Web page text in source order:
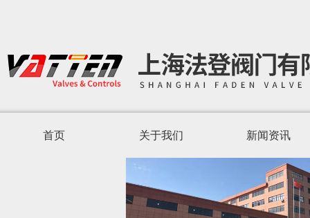
首页 关于我们 新闻资讯